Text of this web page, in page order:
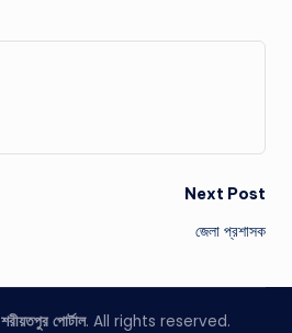
Next Post
জেলা প্রশাসক
শরীয়তপুর পোর্টাল. All rights reserved.